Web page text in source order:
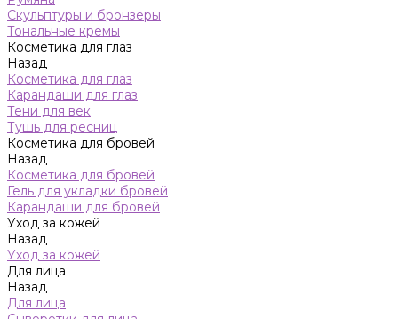
Скульптуры и бронзеры
Тональные кремы
Косметика для глаз
Назад
Косметика для глаз
Карандаши для глаз
Тени для век
Тушь для ресниц
Косметика для бровей
Назад
Косметика для бровей
Гель для укладки бровей
Карандаши для бровей
Уход за кожей
Назад
Уход за кожей
Для лица
Назад
Для лица